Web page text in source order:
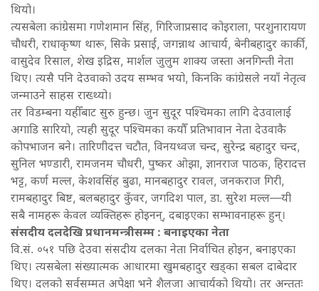
थियो।
त्यसबेला कांग्रेसमा गणेशमान सिंह, गिरिजाप्रसाद कोइराला, परशुनारायण
चौधरी, राधाकृष्ण थारू, सिके प्रसाई, जगन्नाथ आचार्य, बेनीबहादुर कार्की,
वासुदेव रिसाल, शेख इद्रिस, मार्शल जुलुम शाक्य जस्ता अनगिन्ती नेता
थिए। त्यसै पनि देउवाको उदय सम्भव भयो, किनकि कांग्रेसले नयाँ नेतृत्व
जन्माउने साहस राख्थ्यो।
तर विडम्बना यहीँबाट सुरु हुन्छ। जुन सुदूर पश्चिमका लागि देउवालाई
अगाडि सारियो, त्यही सुदूर पश्चिमका कयौँ प्रतिभावान नेता देउवाकै
कोपभाजन बने। तारिणीदत्त चटौत, विनयध्वज चन्द, सुरेन्द्र बहादुर चन्द,
सुनिल भण्डारी, रामजनम चौधरी, पुष्कर ओझा, ज्ञानराज पाठक, हिरादत्त
भट्ट, कर्ण मल्ल, केशवसिंह बुढा, मानबहादुर रावल, जनकराज गिरी,
रामबहादुर बिष्ट, बलबहादुर कुँवर, जगदिश पाल, डा. सुरेश मल्ल—यी
सबै नामहरू केवल व्यक्तिहरू होइनन्, दबाइएका सम्भावनाहरू हुन्।
संसदीय दलदेखि प्रधानमन्त्रीसम्म : बनाइएका नेता
वि.सं. ०५१ पछि देउवा संसदीय दलका नेता निर्वाचित होइन, बनाइएका
थिए। त्यसबेला संख्यात्मक आधारमा खुमबहादुर खड्का सबल दाबेदार
थिए। दलको सर्वसम्मत अपेक्षा भने शैलजा आचार्यको थियो। तर अन्ततः